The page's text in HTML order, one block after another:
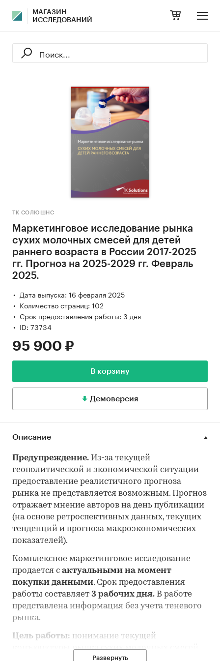
МАГАЗИН
ИССЛЕДОВАНИЙ
ТК СОЛЮШНС
Маркетинговое исследование рынка
сухих молочных смесей для детей
раннего возраста в России 2017-2025
гг. Прогноз на 2025-2029 гг. Февраль
2025.
Дата выпуска: 16 февраля 2025
Количество страниц: 102
Срок предоставления работы: 3 дня
ID: 73734
95 900 ₽
В корзину
Демоверсия
Описание
Предупреждение. Из-за текущей
геополитической и экономической ситуации
предоставление реалистичного прогноза
рынка не представляется возможным. Прогноз
отражает мнение авторов на день публикации
(на основе ретроспективных данных, текущих
тенденций и прогноза макроэкономических
показателей).
Комплексное маркетинговое исследование
продается с актуальными на момент
покупки данными. Срок предоставления
работы составляет 3 рабочих дня. В работе
представлена информация без учета теневого
рынка.
Цель работы: понимание текущей
конъюнктуры рынка сухих молочных смесей
Развернуть